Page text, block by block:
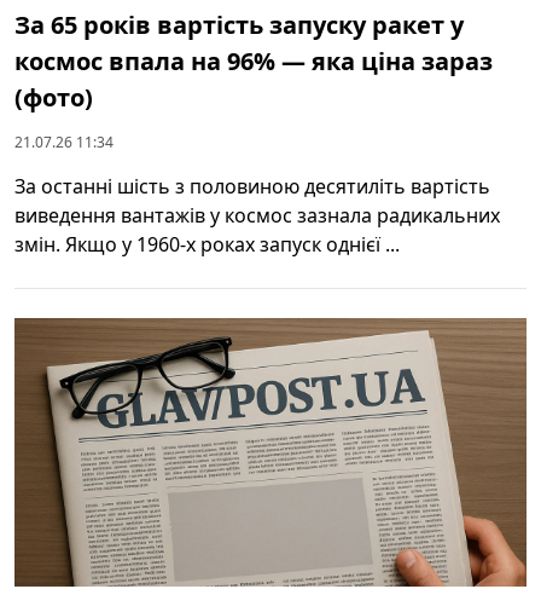
За 65 років вартість запуску ракет у
космос впала на 96% — яка ціна зараз
(фото)
21.07.26 11:34
За останні шість з половиною десятиліть вартість
виведення вантажів у космос зазнала радикальних
змін. Якщо у 1960-х роках запуск однієї ...